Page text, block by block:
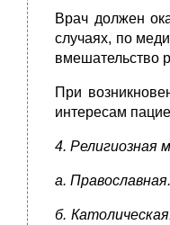
Врач должен
случаях, по
вмешательство
При
интересам
4. Религиозная
а. Православная.
б.